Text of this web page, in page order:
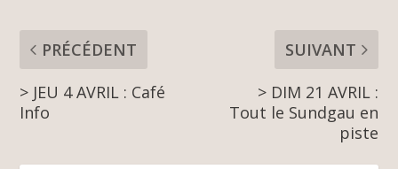
PRÉCÉDENT
> JEU 4 AVRIL : Café
Info
SUIVANT
> DIM 21 AVRIL :
Tout le Sundgau en
piste